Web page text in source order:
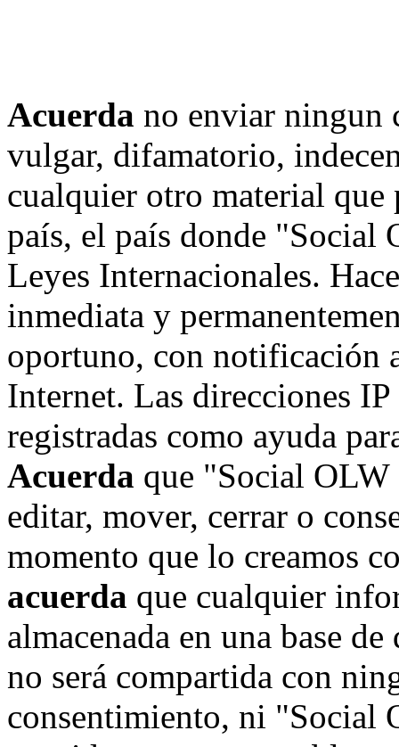
Acuerda no enviar ningun
vulgar, difamatorio,
cualquier otro material
país, el país donde "Social
Leyes Internacionales.
inmediata y
oportuno, con notificación
Internet. Las direcciones
registradas como ayuda
Acuerda que "Social
editar, mover, cerrar o
momento que lo creamos
acuerda que cualquier
almacenada en una base
no será compartida con
consentimiento, ni "Social